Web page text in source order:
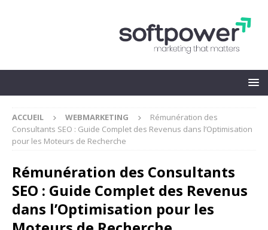
ACCUEIL WEBMARKETING
Rémunération des
Consultants SEO : Guide Complet des Revenus dans l’Optimisation
pour les Moteurs de Recherche
Rémunération des Consultants
SEO : Guide Complet des Revenus
dans l’Optimisation pour les